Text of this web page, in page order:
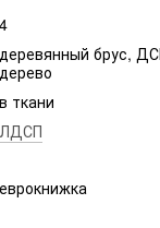
4
деревянный брус,
дерево
в ткани
ЛДСП
еврокнижка